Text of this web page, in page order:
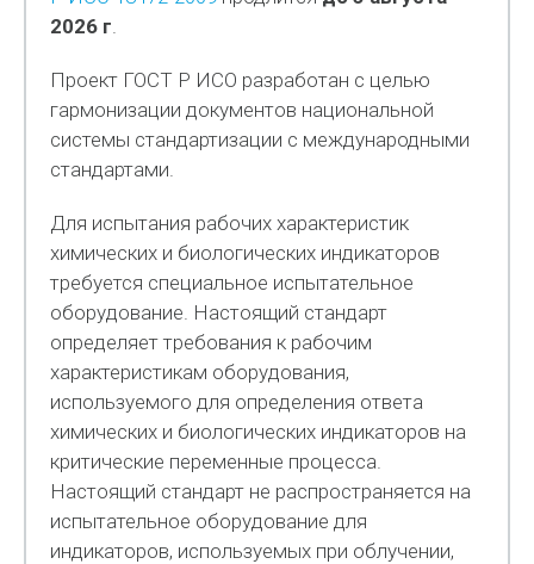
2026 г.
Проект ГОСТ Р ИСО разработан с целью
гармонизации документов национальной
системы стандартизации с международными
стандартами.
Для испытания рабочих характеристик
химических и биологических индикаторов
требуется специальное испытательное
оборудование. Настоящий стандарт
определяет требования к рабочим
характеристикам оборудования,
используемого для определения ответа
химических и биологических индикаторов на
критические переменные процесса.
Настоящий стандарт не распространяется на
испытательное оборудование для
индикаторов, используемых при облучении,